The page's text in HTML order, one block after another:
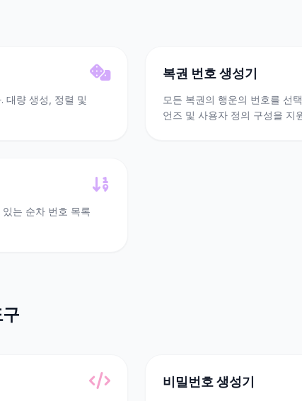
대량 생성, 정렬 및
복권 번호 생성기
모든 복권의 행운의 번호를 선
언즈 및 사용자 정의 구성을 지
는 순차 번호 목록
비밀번호 생성기